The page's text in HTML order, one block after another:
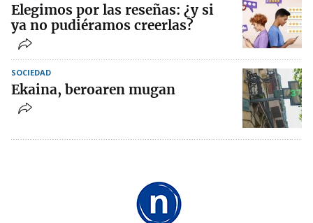
Elegimos por las reseñas: ¿y si
ya no pudiéramos creerlas?
SOCIEDAD
Ekaina, beroaren mugan